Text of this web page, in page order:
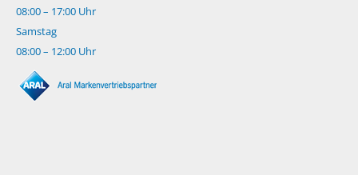
08:00 – 17:00 Uhr
Samstag
08:00 – 12:00 Uhr